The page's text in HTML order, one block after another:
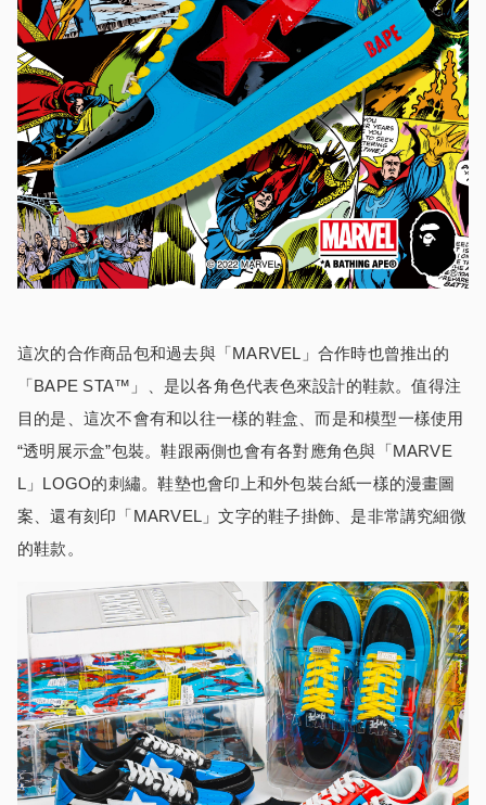
這次的合作商品包和過去與「MARVEL」合作時也曾推出的
「BAPE STA™」、是以各角色代表色來設計的鞋款。值得注
目的是、這次不會有和以往一樣的鞋盒、而是和模型一樣使用
“透明展示盒”包裝。鞋跟兩側也會有各對應角色與「MARVE
L」LOGO的刺繡。鞋墊也會印上和外包裝台紙一樣的漫畫圖
案、還有刻印「MARVEL」文字的鞋子掛飾、是非常講究細微
的鞋款。